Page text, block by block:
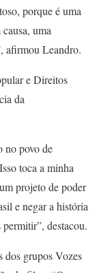
porque é uma
uma
afirmou Leandro.
e Direitos
da
no povo de
toca a minha
projeto de poder
e negar a história
destacou.
dos grupos Vozes